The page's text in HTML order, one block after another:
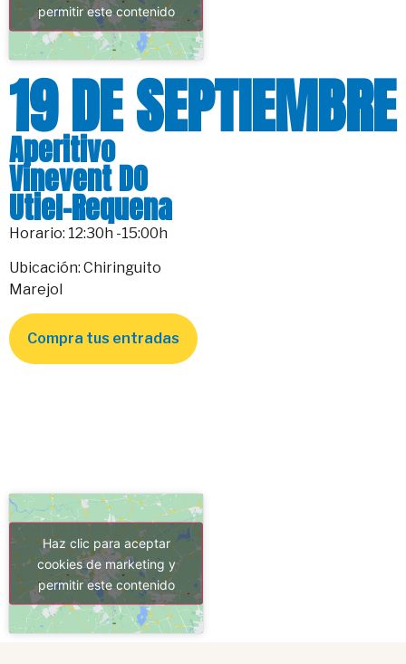
permitir este contenido
19 DE SEPTIEMBRE
Aperitivo
Vinevent DO
Utiel-Requena
Horario: 12:30h -15:00h
Ubicación: Chiringuito
Marejol
Compra tus entradas
Haz clic para aceptar
cookies de marketing y
permitir este contenido